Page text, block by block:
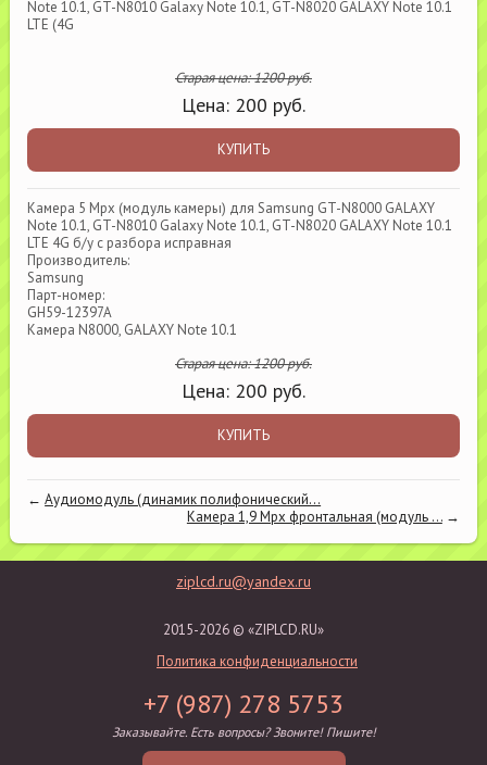
Note 10.1, GT-N8010 Galaxy Note 10.1, GT-N8020 GALAXY Note 10.1
LTE (4G
Старая цена:1200руб.
Цена: 200 руб.
КУПИТЬ
Камера 5 Mpx (модуль камеры) для Samsung GT-N8000 GALAXY
Note 10.1, GT-N8010 Galaxy Note 10.1, GT-N8020 GALAXY Note 10.1
LTE 4G б/у с разбора исправная
Производитель:
Samsung
Парт-номер:
GH59-12397A
Камера N8000, GALAXY Note 10.1
Старая цена:1200руб.
Цена: 200 руб.
КУПИТЬ
←Аудиомодуль (динамик полифонический...
Камера 1,9 Mpx фронтальная (модуль ...→
ziplcd.ru@yandex.ru
2015-2026 © «ZIPLCD.RU»
Политика конфиденциальности
+7 (987) 278 5753
Заказывайте. Есть вопросы? Звоните! Пишите!